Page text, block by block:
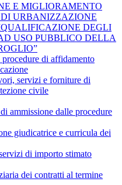
E MIGLIORAMENTO
URBANIZZAZIONE
DEGLI
USO PUBBLICO DELLA
di affidamento
servizi e forniture di
civile
ammissione dalle procedure
giudicatrice e curricula dei
di importo stimato
dei contratti al termine